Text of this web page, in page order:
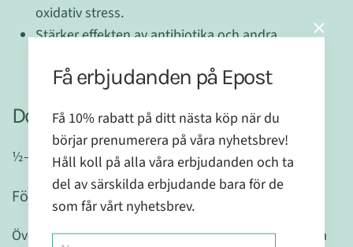
oxidativ stress.
Stärker effekten av antibiotika och andra
Dosering
½–1 kryddmått dagligen.
Försiktighet
Överskrid ej den rekommenderade doseringen. Detta
Få erbjudanden på Epost
Få 10% rabatt på ditt nästa köp när du
börjar prenumerera på våra nyhetsbrev!
Håll koll på alla våra erbjudanden och ta
del av särskilda erbjudande bara för de
som får vårt nyhetsbrev.